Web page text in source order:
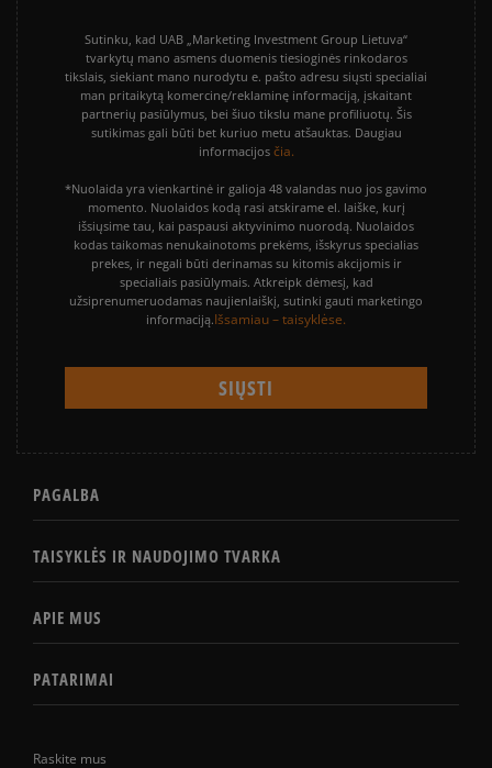
Raskite mus
Sutinku, kad UAB „Marketing Investment Group Lietuva“
tvarkytų mano asmens duomenis tiesioginės rinkodaros
tikslais, siekiant mano nurodytu e. pašto adresu siųsti specialiai
man pritaikytą komercinę/reklaminę informaciją, įskaitant
partnerių pasiūlymus, bei šiuo tikslu mane profiliuotų. Šis
sutikimas gali būti bet kuriuo metu atšauktas. Daugiau
informacijos čia.
*Nuolaida yra vienkartinė ir galioja 48 valandas nuo jos gavimo
momento. Nuolaidos kodą rasi atskirame el. laiške, kurį
išsiųsime tau, kai paspausi aktyvinimo nuorodą. Nuolaidos
kodas taikomas nenukainotoms prekėms, išskyrus specialias
prekes, ir negali būti derinamas su kitomis akcijomis ir
specialiais pasiūlymais. Atkreipk dėmesį, kad
užsiprenumeruodamas naujienlaiškį, sutinki gauti marketingo
informaciją.Išsamiau – taisyklėse.
PAGALBA
TAISYKLĖS IR NAUDOJIMO TVARKA
APIE MUS
PATARIMAI